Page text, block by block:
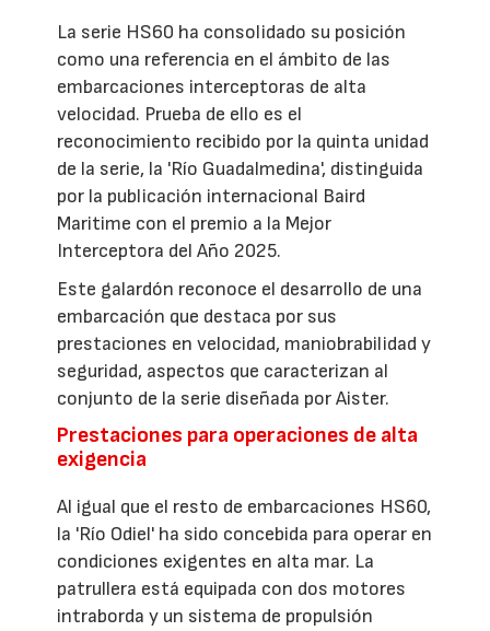
La serie HS60 ha consolidado su posición
como una referencia en el ámbito de las
embarcaciones interceptoras de alta
velocidad. Prueba de ello es el
reconocimiento recibido por la quinta unidad
de la serie, la 'Río Guadalmedina', distinguida
por la publicación internacional Baird
Maritime con el premio a la Mejor
Interceptora del Año 2025.
Este galardón reconoce el desarrollo de una
embarcación que destaca por sus
prestaciones en velocidad, maniobrabilidad y
seguridad, aspectos que caracterizan al
conjunto de la serie diseñada por Aister.
Prestaciones para operaciones de alta
exigencia
Al igual que el resto de embarcaciones HS60,
la 'Río Odiel' ha sido concebida para operar en
condiciones exigentes en alta mar. La
patrullera está equipada con dos motores
intraborda y un sistema de propulsión